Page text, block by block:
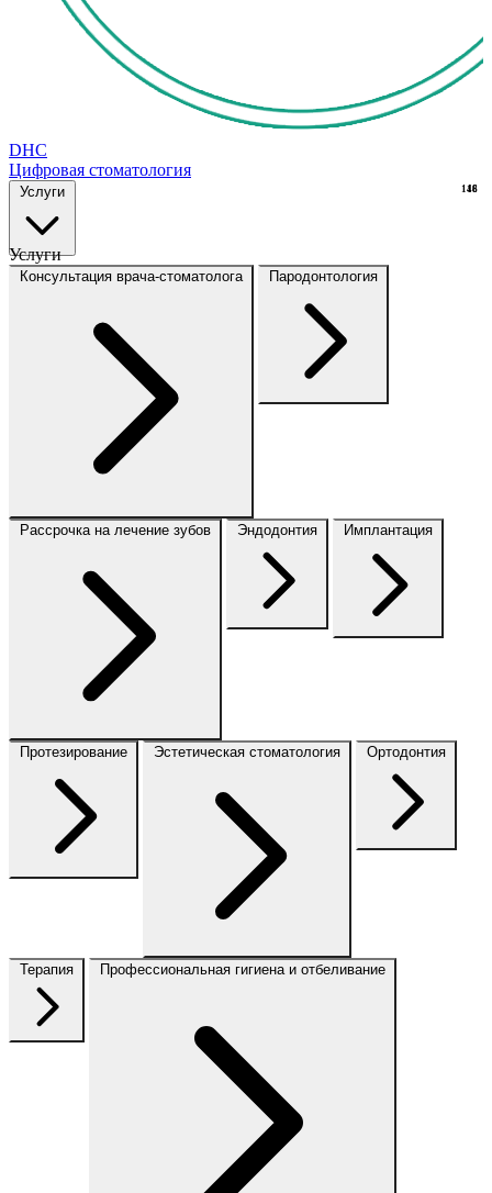
DHC
Цифровая стоматология
Услуги
Услуги
Консультация врача-стоматолога Пародонтология
Рассрочка на лечение зубов Эндодонтия Имплантация
Протезирование Эстетическая стоматология Ортодонтия
Терапия Профессиональная гигиена и отбеливание
16
148